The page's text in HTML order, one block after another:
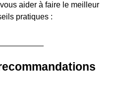
aider à faire le meilleur
pratiques :